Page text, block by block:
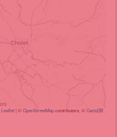
Leaflet| ©OpenStreetMapcontributors, ©CartoDB